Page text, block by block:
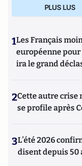
PLUS LUS
1Les Français
européenne pour
ira le grand
2Cette autre crise
se profile après
3L’été 2026
disent depuis 50